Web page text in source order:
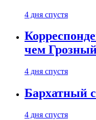
4 дня спустя
чем
4 дня спустя
Бархатный
4 дня спустя